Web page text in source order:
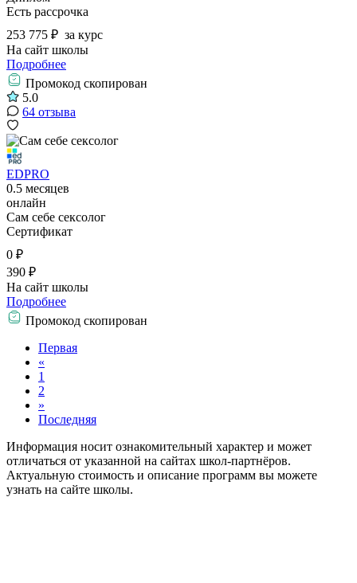
Есть рассрочка
253 775 ₽ за курс
На сайт школы
Подробнее
Промокод скопирован
5.0
64 отзыва
EDPRO
0.5 месяцев
онлайн
Сам себе сексолог
Сертификат
0 ₽
390 ₽
На сайт школы
Подробнее
Промокод скопирован
Первая
«
1
2
»
Последняя
Информация носит ознакомительный характер и может
отличаться от указанной на сайтах школ-партнёров.
Актуальную стоимость и описание программ вы можете
узнать на сайте школы.